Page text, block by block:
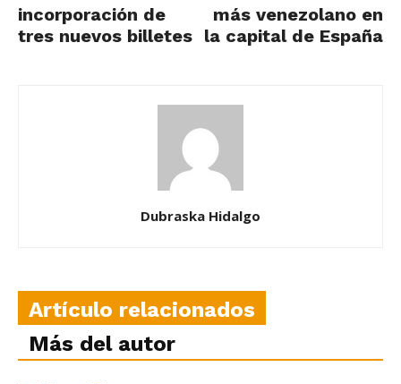
incorporación de
tres nuevos billetes
más venezolano en
la capital de España
Dubraska Hidalgo
Artículo relacionados
Más del autor